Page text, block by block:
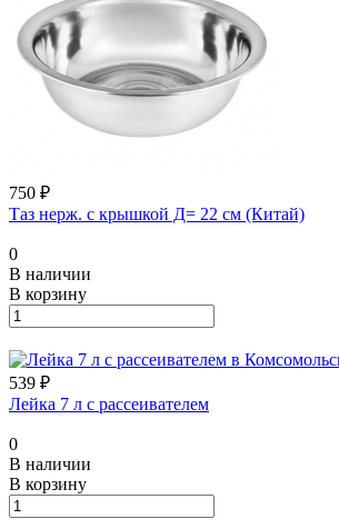
750 ₽
Таз нерж. с крышкой Д= 22 см (Китай)
0
В наличии
В корзину
539 ₽
Лейка 7 л с рассеивателем
0
В наличии
В корзину